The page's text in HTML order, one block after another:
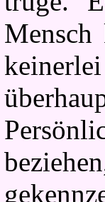
Mensch